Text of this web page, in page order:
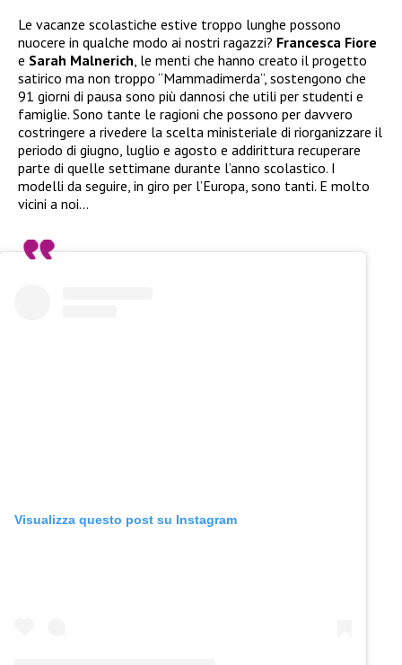
Le vacanze scolastiche estive troppo lunghe possono
nuocere in qualche modo ai nostri ragazzi? Francesca Fiore
e Sarah Malnerich, le menti che hanno creato il progetto
satirico ma non troppo “Mammadimerda”, sostengono che
91 giorni di pausa sono più dannosi che utili per studenti e
famiglie. Sono tante le ragioni che possono per davvero
costringere a rivedere la scelta ministeriale di riorganizzare il
periodo di giugno, luglio e agosto e addirittura recuperare
parte di quelle settimane durante l’anno scolastico. I
modelli da seguire, in giro per l’Europa, sono tanti. E molto
vicini a noi…
Visualizza questo post su Instagram